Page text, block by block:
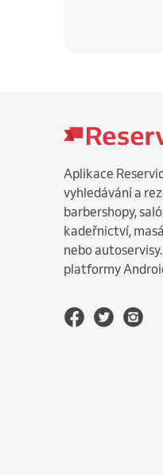
Aplikace
vyhledávání a
barbershopy,
kadeřnictví,
nebo
platformy